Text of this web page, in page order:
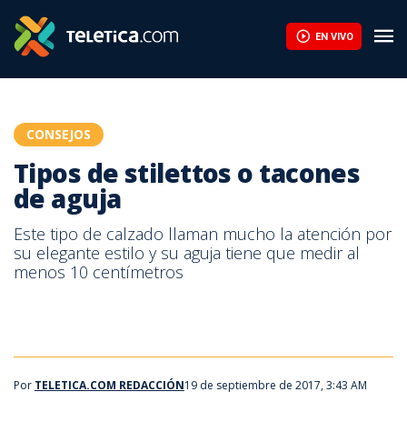
EN VIVO
CONSEJOS
Tipos de stilettos o tacones
de aguja
Este tipo de calzado llaman mucho la atención por
su elegante estilo y su aguja tiene que medir al
menos 10 centímetros
Por TELETICA.COM REDACCIÓN19 de septiembre de 2017, 3:43 AM